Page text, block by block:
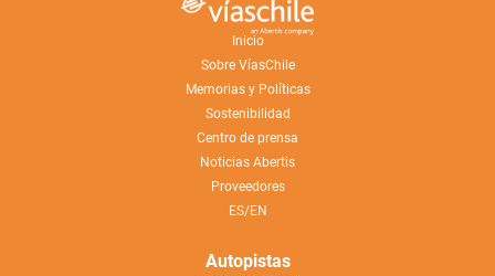
Inicio
Sobre VíasChile
Memorias y Políticas
Sostenibilidad
Centro de prensa
Noticias Abertis
Proveedores
ES/EN
Autopistas